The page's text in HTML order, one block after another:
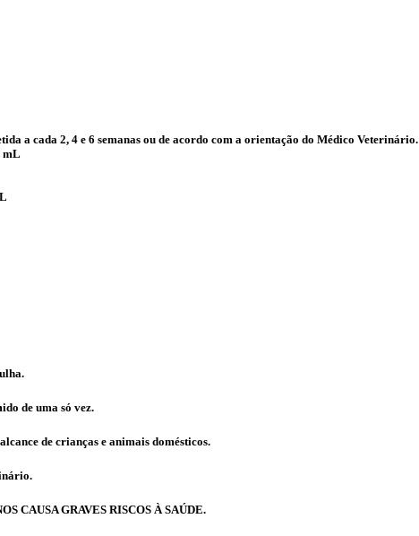
a cada 2, 4 e 6 semanas ou de acordo com a orientação do Médico Veterinário.
de uma só vez.
de crianças e animais domésticos.
CAUSA GRAVES RISCOS À SAÚDE.